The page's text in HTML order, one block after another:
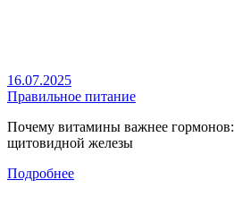
16.07.2025
Правильное питание
Почему витамины важнее
щитовидной железы
Подробнее